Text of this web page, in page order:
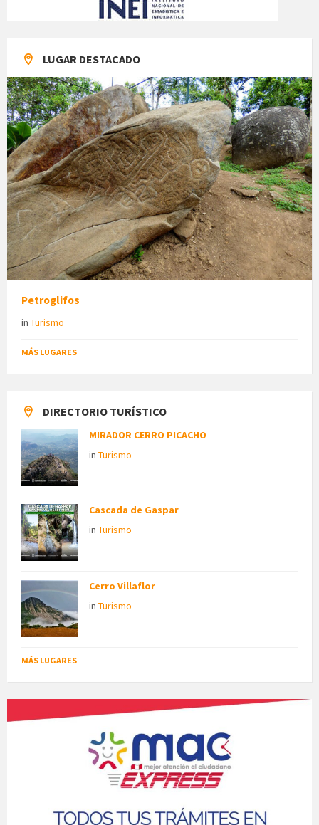
LUGAR DESTACADO
Petroglifos
in Turismo
MÁS LUGARES
DIRECTORIO TURÍSTICO
MIRADOR CERRO PICACHO
in Turismo
Cascada de Gaspar
in Turismo
Cerro Villaflor
in Turismo
MÁS LUGARES